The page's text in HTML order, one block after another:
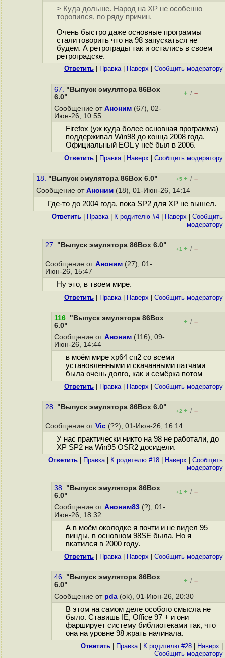
> Куда дольше. Народ на XP не особенно
торопился, по ряду причин.
Очень быстро даже основные программы
стали говорить что на 98 запускаться не
будем. А ретрограды так и остались в своем
ретроградске.
Ответить Правка| Наверх Cообщить модератору
67. "Выпуск эмулятора 86Box
6.0"
+ / –
Сообщение от Аноним (67), 02-
Июн-26, 10:55
Firefox (уж куда более основная программа)
поддерживал Win98 до конца 2008 года.
Официальный EOL у неё был в 2006.
Ответить Правка| Наверх Cообщить модератору
18. "Выпуск эмулятора 86Box 6.0" +5 + / –
Сообщение от Аноним (18), 01-Июн-26, 14:14
Где-то до 2004 года, пока SP2 для XP не вышел.
Ответить Правка| К родителю #4 Наверх
Cообщить
модератору
27. "Выпуск эмулятора 86Box 6.0"
+1 + / –
Сообщение от Аноним (27), 01-
Июн-26, 15:47
Ну это, в твоем мире.
Ответить Правка| Наверх Cообщить модератору
116. "Выпуск эмулятора 86Box
6.0"
+ / –
Сообщение от Аноним (116), 09-
Июн-26, 14:44
в моём мире хр64 сп2 со всеми
установленными и скачанными патчами
была очень долго, как и семёрка потом
Ответить Правка| Наверх Cообщить модератору
28. "Выпуск эмулятора 86Box 6.0"
+2 + / –
Сообщение от Vic (??), 01-Июн-26, 16:14
У нас практически никто на 98 не работали, до
ХР SP2 на Win95 OSR2 досидели.
Ответить Правка| К родителю #18 Наверх
Cообщить
модератору
38. "Выпуск эмулятора 86Box
6.0"
+1 + / –
Сообщение от Аноним83 (?), 01-
Июн-26, 18:32
А в моём околодке я почти и не видел 95
винды, в основном 98SE была. Но я
вкатился в 2000 году.
Ответить Правка| Наверх Cообщить модератору
46. "Выпуск эмулятора 86Box
6.0"
+ / –
Сообщение от pda (ok), 01-Июн-26, 20:30
В этом на самом деле особого смысла не
было. Ставишь IE, Office 97 + и они
фарширует систему библиотеками так, что
она на уровне 98 жрать начинала.
Ответить Правка| К родителю #28 Наверх
Cообщить модератору